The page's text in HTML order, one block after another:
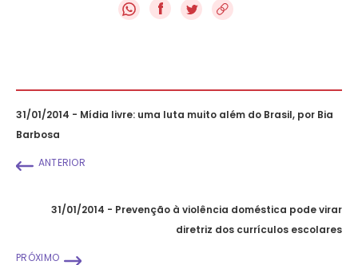
f
31/01/2014 - Mídia livre: uma luta muito além do Brasil, por Bia
Barbosa
ANTERIOR
31/01/2014 - Prevenção à violência doméstica pode virar
diretriz dos currículos escolares
PRÓXIMO